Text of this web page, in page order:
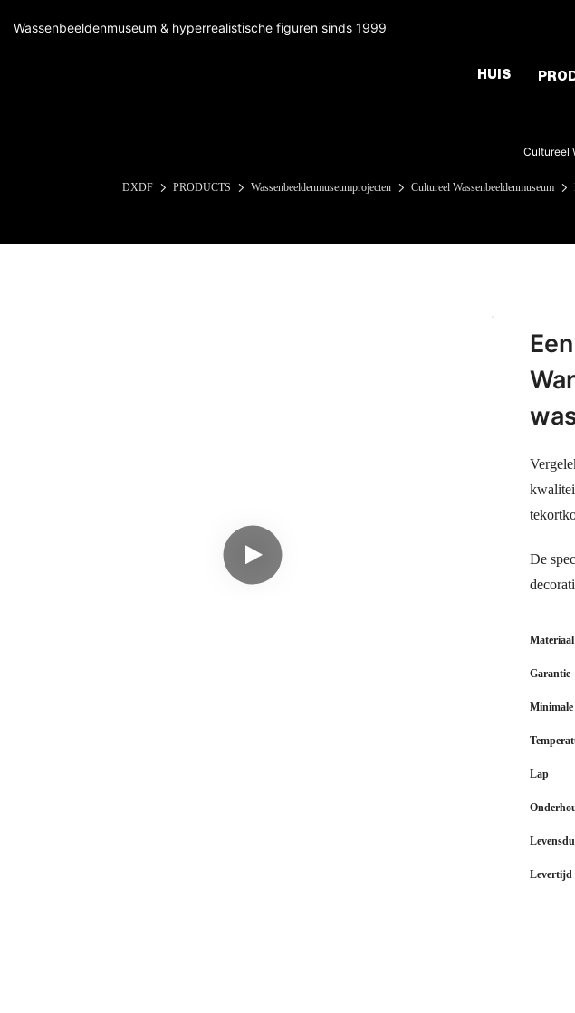
Wassenbeeldenmuseum & hyperrealistische figuren sinds 1999
HUIS
Cultureel
DXDF PRODUCTS Wassenbeeldenmuseumprojecten Cultureel Wassenbeeldenmuseum
De
Materiaal
Garantie
Minimale
Lap
Levertijd